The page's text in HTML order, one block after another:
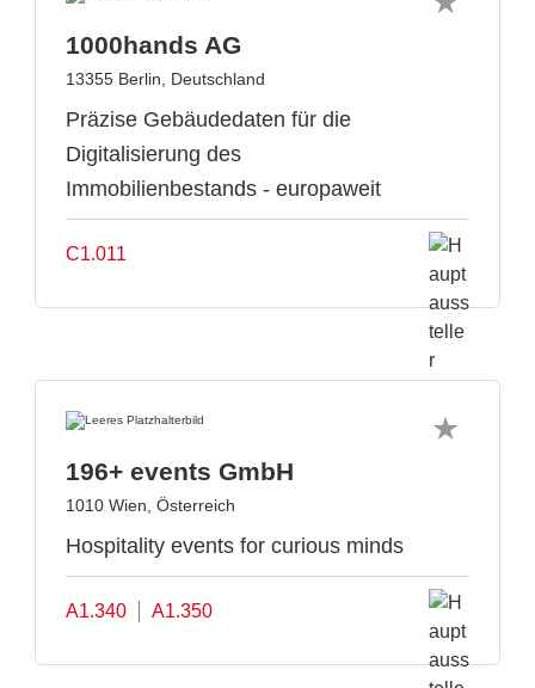
1000hands AG
13355 Berlin, Deutschland
Präzise Gebäudedaten für die
Digitalisierung des
Immobilienbestands - europaweit
C1.011
196+ events GmbH
1010 Wien, Österreich
Hospitality events for curious minds
A1.340 A1.350